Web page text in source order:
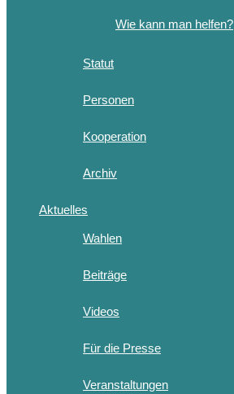
Wie kann man helfen?
Statut
Personen
Kooperation
Archiv
Aktuelles
Wahlen
Beiträge
Videos
Für die Presse
Veranstaltungen